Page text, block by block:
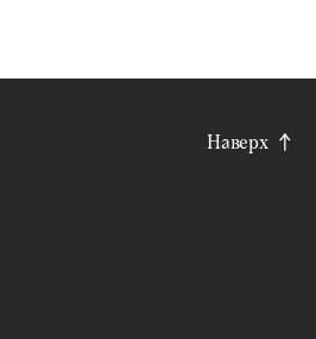
Наверх